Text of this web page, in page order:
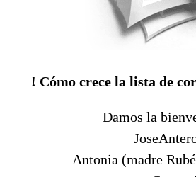
! Cómo crece la lista de
Damos la
Antonia (madre